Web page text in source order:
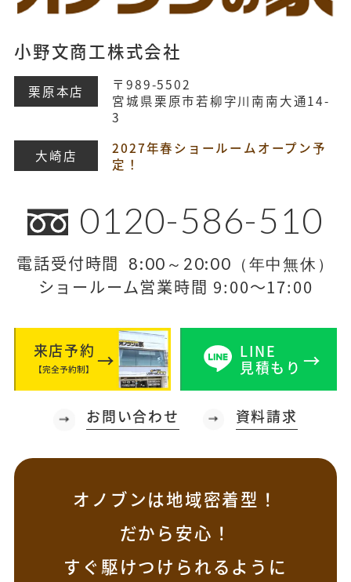
小野文商工株式会社
栗原本店
〒989-5502
宮城県栗原市若柳字川南南大通14-
3
大崎店
2027年春ショールームオープン予
定！
0120-586-510
電話受付時間 8:00～20:00（年中無休）
ショールーム営業時間 9:00～17:00
来店予約
【完全予約制】
LINE
見積もり
お問い合わせ 資料請求
オノブンは地域密着型！
だから安心！
すぐ駆けつけられるように